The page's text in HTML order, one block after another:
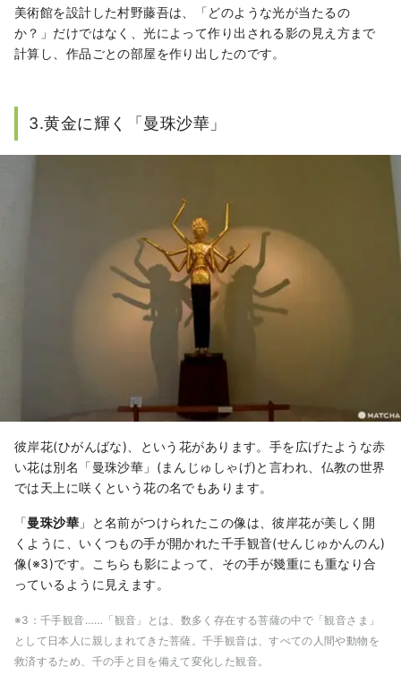
美術館を設計した村野藤吾は、「どのような光が当たるの
か？」だけではなく、光によって作り出される影の見え方まで
計算し、作品ごとの部屋を作り出したのです。
3.黄金に輝く「曼珠沙華」
彼岸花(ひがんばな)、という花があります。手を広げたような赤
い花は別名「曼珠沙華」(まんじゅしゃげ)と言われ、仏教の世界
では天上に咲くという花の名でもあります。
「曼珠沙華 」と名前がつけられたこの像は、彼岸花が美しく開
くように、いくつもの手が開かれた千手観音(せんじゅかんのん)
像(※3)です。こちらも影によって、その手が幾重にも重なり合
っているように見えます。
※3：千手観音……「観音」とは、数多く存在する菩薩の中で「観音さま」
として日本人に親しまれてきた菩薩。千手観音は、すべての人間や動物を
救済するため、千の手と目を備えて変化した観音。